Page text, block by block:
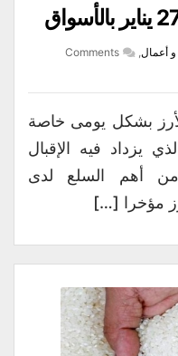
أعمال
Comments
بشكل يومى خاصة
يزداد فيه الإقبال
من أهم السلع لدى
مؤخرا […]